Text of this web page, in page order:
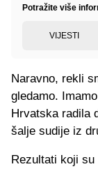
Potražite više
VIJESTI
Naravno, rekli
gledamo.
Hrvatska radila
šalje sudije iz
Rezultati koji